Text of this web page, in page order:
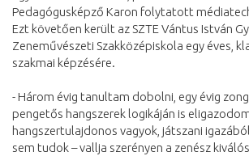
Pedagógusképző Karon folytatott
Ezt követően került az SZTE Vántus István
Zeneművészeti Szakközépiskola egy éves,
szakmai képzésére.
- Három évig tanultam dobolni, egy évig
pengetős hangszerek logikáján is
hangszertulajdonos vagyok, játszani
sem tudok – vallja szerényen a zenész